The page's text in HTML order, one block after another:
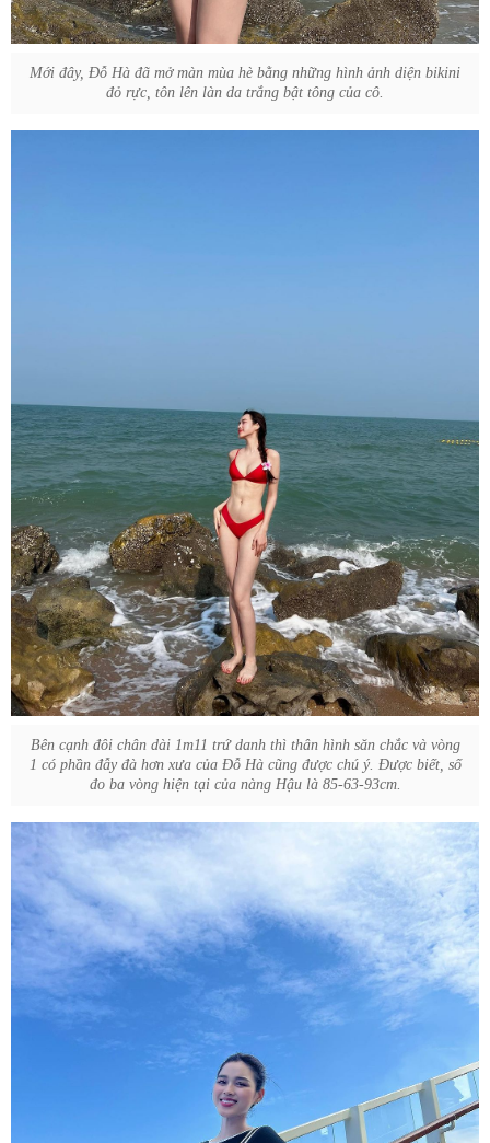
Mới đây, Đỗ Hà đã mở màn mùa hè bằng những hình ảnh diện bikini
đỏ rực, tôn lên làn da trắng bật tông của cô.
Bên cạnh đôi chân dài 1m11 trứ danh thì thân hình săn chắc và vòng
1 có phần đẫy đà hơn xưa của Đỗ Hà cũng được chú ý. Được biết, số
đo ba vòng hiện tại của nàng Hậu là 85-63-93cm.